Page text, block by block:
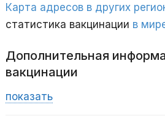
Карта адресов в других
статистика вакцинации в
Дополнительная
вакцинации
показать